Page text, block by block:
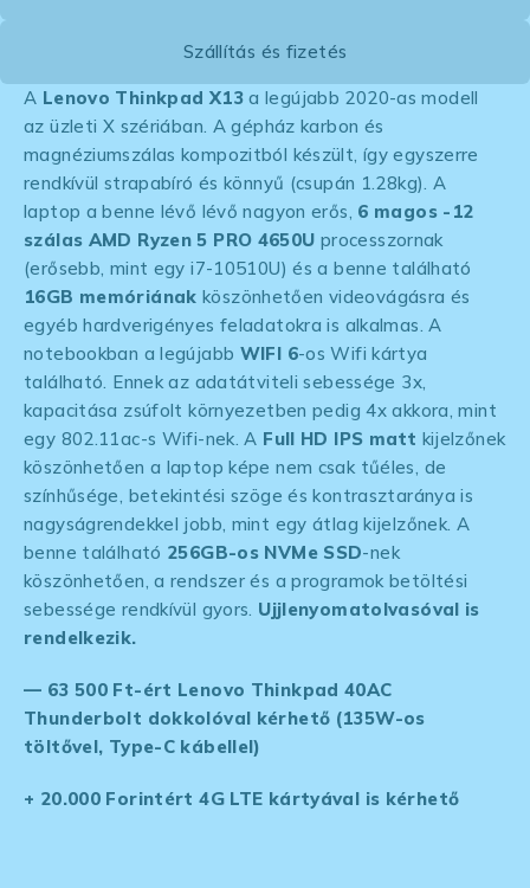
Szállítás és fizetés
A Lenovo Thinkpad X13a legújabb 2020-as modell
az üzleti X szériában. A gépház karbon és
magnéziumszálas kompozitból készült, így egyszerre
rendkívül strapabíró és könnyű (csupán 1.28kg). A
laptop a benne lévő lévő nagyon erős, 6 magos -12
szálas AMD Ryzen 5 PRO 4650U processzornak
(erősebb, mint egy i7-10510U) és a benne található
16GB memóriának köszönhetően videovágásra és
egyéb hardverigényes feladatokra is alkalmas. A
notebookban a legújabb WIFI 6-os Wifi kártya
található. Ennek az adatátviteli sebessége 3x,
kapacitása zsúfolt környezetben pedig 4x akkora, mint
egy 802.11ac-s Wifi-nek. A Full HD IPS matt kijelzőnek
köszönhetően a laptop képe nem csak tűéles, de
színhűsége, betekintési szöge és kontrasztaránya is
nagyságrendekkel jobb, mint egy átlag kijelzőnek. A
benne található 256GB-os NVMe SSD-nek
köszönhetően, a rendszer és a programok betöltési
sebessége rendkívül gyors. Ujjlenyomatolvasóval is
rendelkezik.
— 63 500 Ft-ért Lenovo Thinkpad 40AC
Thunderbolt dokkolóval kérhető (135W-os
töltővel, Type-C kábellel)
+ 20.000 Forintért 4G LTE kártyával is kérhető